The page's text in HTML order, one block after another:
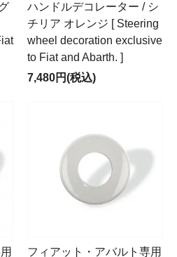
ハンドルデコレーター / シ
チリア オレンジ [ Steering
wheel decoration exclusive
to Fiat and Abarth. ]
7,480円(税込)
フィアット・アバルト専用